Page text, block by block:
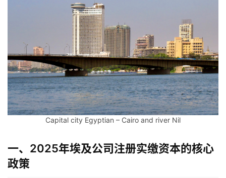
Capital city Egyptian – Cairo and river Nil
一、2025年埃及公司注册实缴资本的核心
政策